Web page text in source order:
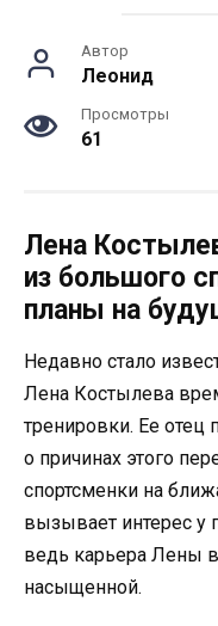
Автор
Леонид
Просмотры
61
Лена
из большого
планы на
Недавно стало
Лена Костылева
тренировки. Ее
о причинах этого
спортсменки на
вызывает интерес у
ведь карьера Лены
насыщенной.